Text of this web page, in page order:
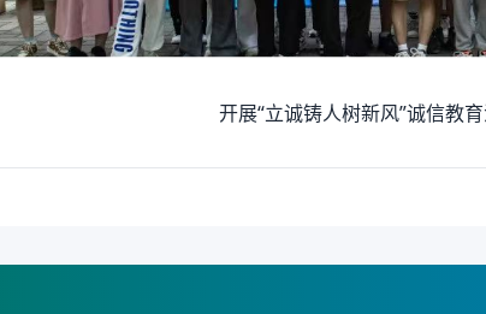
开展“立诚铸人树新风”诚信教